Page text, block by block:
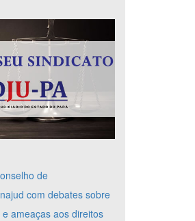
de
com debates sobre
ameaças aos direitos